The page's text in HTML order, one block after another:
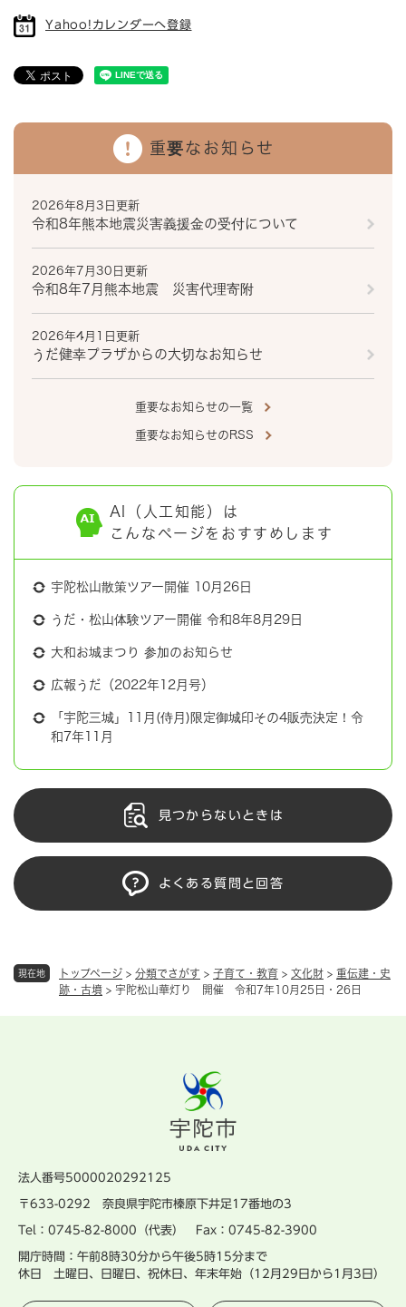
現在地 トップページ > 分類でさがす > 子育て・教育 > 文化財 > 重伝建・史
跡・古墳 > 宇陀松山華灯り 開催 令和7年10月25日・26日
Yahoo!カレンダーへ登録
重要なお知らせ
2026年8月3日更新
令和8年熊本地震災害義援金の受付について
2026年7月30日更新
令和8年7月熊本地震 災害代理寄附
2026年4月1日更新
うだ健幸プラザからの大切なお知らせ
重要なお知らせの一覧
重要なお知らせのRSS
AI（人工知能）は
こんなページをおすすめします
宇陀松山散策ツアー開催 10月26日
うだ・松山体験ツアー開催 令和8年8月29日
大和お城まつり 参加のお知らせ
広報うだ（2022年12月号）
「宇陀三城」11月(侍月)限定御城印その4販売決定！令
和7年11月
見つからないときは
よくある質問と回答
法人番号5000020292125
〒633-0292 奈良県宇陀市榛原下井足17番地の3
Tel：0745-82-8000（代表） Fax：0745-82-3900
開庁時間：午前8時30分から午後5時15分まで
休日 土曜日、日曜日、祝休日、年末年始（12月29日から1月3日）